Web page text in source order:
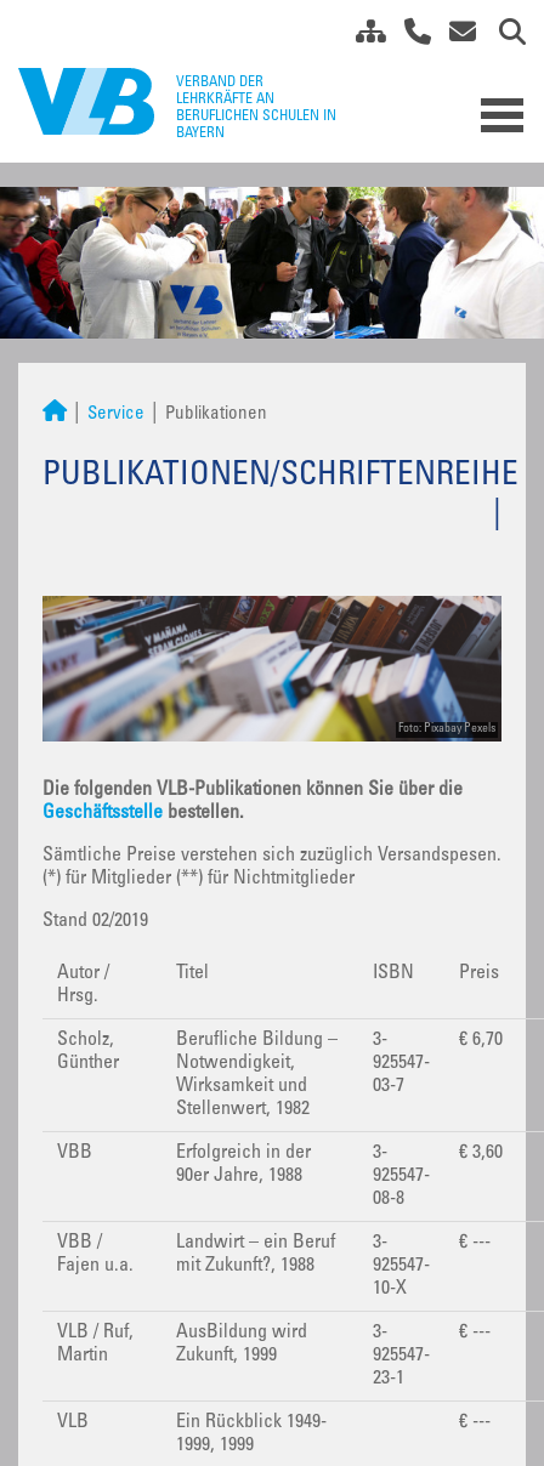
Service Publikationen
PUBLIKATIONEN/SCHRIFTENREIHE
Foto: Pixabay Pexels
Die folgenden VLB-Publikationen können Sie über die
Geschäftsstelle bestellen.
Sämtliche Preise verstehen sich zuzüglich Versandspesen.
(*) für Mitglieder (**) für Nichtmitglieder
Stand 02/2019
Autor /
Hrsg.
Titel ISBN Preis
Scholz,
Günther
Berufliche Bildung –
Notwendigkeit,
Wirksamkeit und
Stellenwert, 1982
3-
925547-
03-7
€ 6,70
VBB
Erfolgreich in der
90er Jahre, 1988
3-
925547-
08-8
€ 3,60
VBB /
Fajen u.a.
Landwirt – ein Beruf
mit Zukunft?, 1988
3-
925547-
10-X
€ ---
VLB / Ruf,
Martin
AusBildung wird
Zukunft, 1999
3-
925547-
23-1
€ ---
VLB
Ein Rückblick 1949-
1999, 1999
€ ---